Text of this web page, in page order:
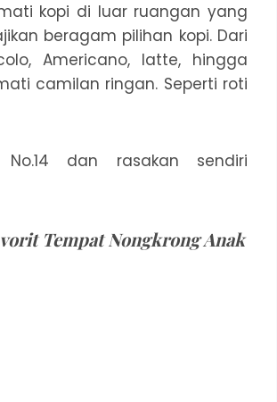
kopi di luar ruangan yang
beragam pilihan kopi. Dari
Americano, latte, hingga
camilan ringan. Seperti roti
dan rasakan sendiri
Tempat Nongkrong Anak